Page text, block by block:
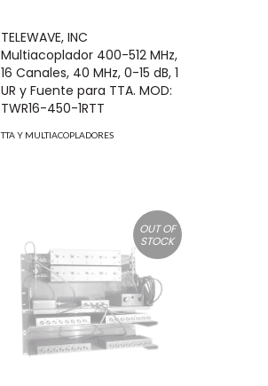
TELEWAVE, INC
Multiacoplador 400-512 MHz,
16 Canales, 40 MHz, 0-15 dB, 1
UR y Fuente para TTA. MOD:
TWR16-450-1RTT
TTA Y MULTIACOPLADORES
OUT OF
STOCK